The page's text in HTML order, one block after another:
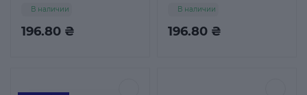
196.80 ₴
В наличии
196.80 ₴
В наличии